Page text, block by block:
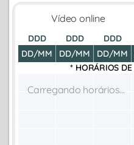
Vídeo online
DDD
DD/MM
DDD
DD/MM
DDD
DD/MM
* HORÁRIOS DE
Carregando horários...